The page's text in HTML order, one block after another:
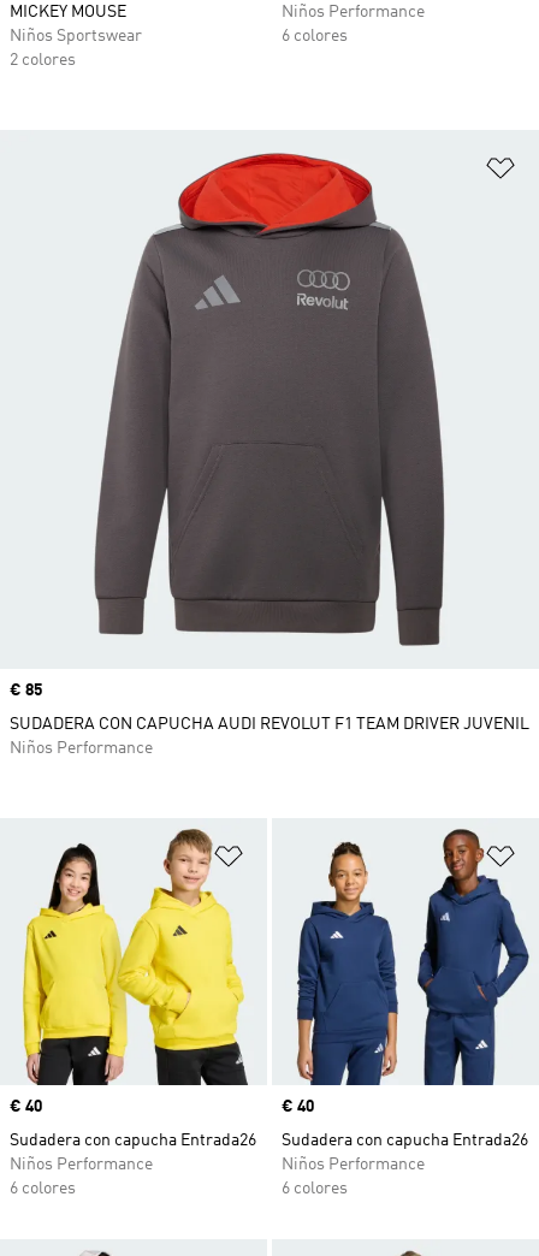
MICKEY MOUSE
Niños Sportswear
2 colores
Niños Performance
6 colores
Añadir a la lista de deseos
Precio
€ 40
Sudadera con capucha Entrada26
Niños Performance
6 colores
Precio
€ 40
Sudadera con capucha Entrada26
Niños Performance
6 colores
Precio
€ 85
SUDADERA CON CAPUCHA AUDI REVOLUT F1 TEAM DRIVER JUVENIL
Niños Performance